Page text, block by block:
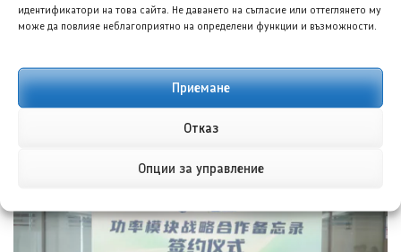
идентификатори на това сайта. Не даването на съгласие или оттеглянето му
може да повлияе неблагоприятно на определени функции и възможности.
Приемане
Отказ
Опции за управление
Кавазаки KLE500 се впуска в приключение на ABR
ГЕОРГИ ВАСИЛЕВ